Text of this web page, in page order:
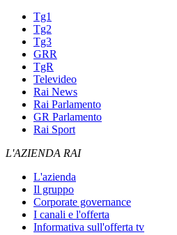
Tg1
Tg2
Tg3
GRR
TgR
Televideo
Rai News
Rai Parlamento
GR Parlamento
Rai Sport
L'AZIENDA RAI
L'azienda
Il gruppo
Corporate governance
I canali e l'offerta
Informativa sull'offerta tv